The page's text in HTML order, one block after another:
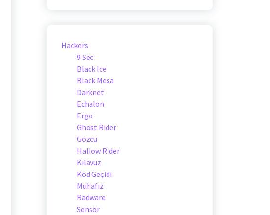
Hackers
9 Sec
Black Ice
Black Mesa
Darknet
Echalon
Ergo
Ghost Rider
Gözcü
Hallow Rider
Kılavuz
Kod Geçidi
Muhafız
Radware
Sensör